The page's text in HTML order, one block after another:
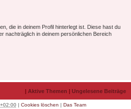
die in deinem Profil hinterlegt ist. Diese hast du
nachträglich in deinem persönlichen Bereich
| Aktive Themen | Ungelesene Beiträge
| Cookies löschen | Das Team